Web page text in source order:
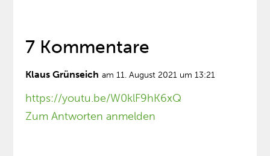
7 Kommentare
Klaus Grünseich am 11. August 2021 um 13:21
https://youtu.be/W0klF9hK6xQ
Zum Antworten anmelden